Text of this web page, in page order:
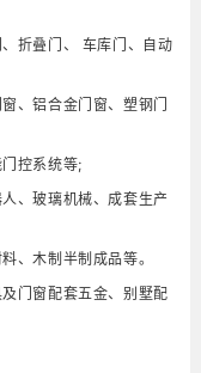
折叠门、 车库门、自动
、铝合金门窗、塑钢门
控系统等;
、玻璃机械、成套生产
、木制半制成品等。
门窗配套五金、别墅配